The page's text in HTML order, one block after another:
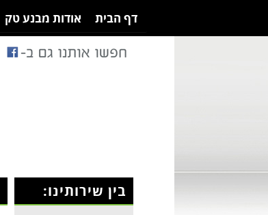
דף הבית אודות מבנע טק
בין שירותינו: